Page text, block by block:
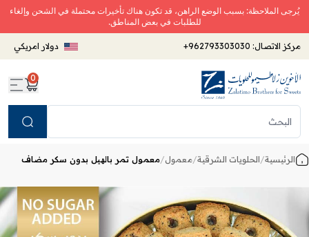
يُرجى الملاحظة: بسبب الوضع الراهن، قد تكون هناك تأخيرات محتملة في الشحن وإلغاء
للطلبات في بعض المناطق.
مركز الاتصال: +962793303030 دولار امريكي
0
الرئيسية/الحلويات الشرقية/معمول/معمول تمر بالهيل بدون سكر مضاف